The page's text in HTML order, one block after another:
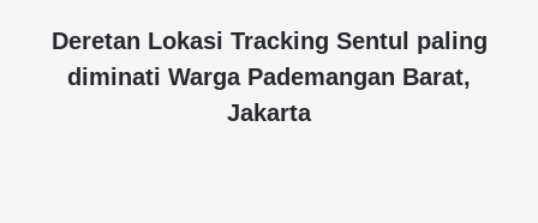
Deretan Lokasi Tracking Sentul paling
diminati Warga Pademangan Barat,
Jakarta